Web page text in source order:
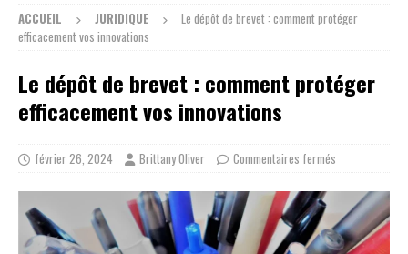
ACCUEIL JURIDIQUE
Le dépôt de brevet : comment protéger
efficacement vos innovations
Le dépôt de brevet : comment protéger
efficacement vos innovations
février 26, 2024 Brittany Oliver Commentaires fermés